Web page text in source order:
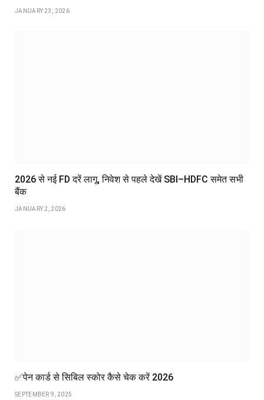
JANUARY 23, 2026
2026 से नई FD दरें लागू, निवेश से पहले देखें SBI–HDFC समेत सभी
बैंक
JANUARY 2, 2026
✅पेन कार्ड से सिबिल स्कोर कैसे चेक करें 2026
SEPTEMBER 9, 2025